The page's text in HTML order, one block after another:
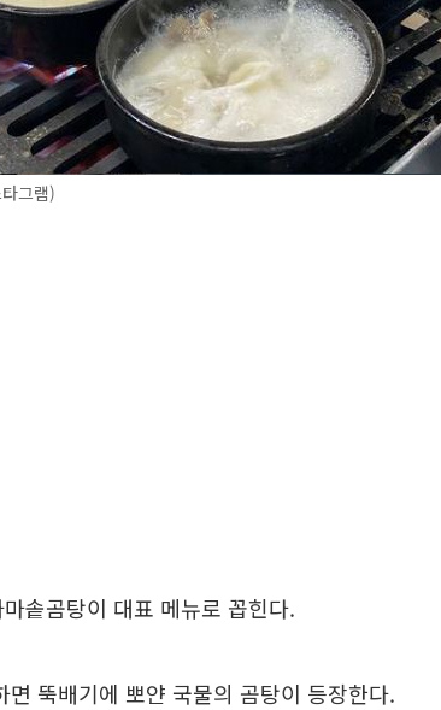
그램)
탕이 대표 메뉴로 꼽힌다.
뚝배기에 뽀얀 국물의 곰탕이 등장한다.